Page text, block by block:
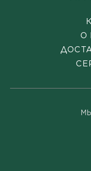
О